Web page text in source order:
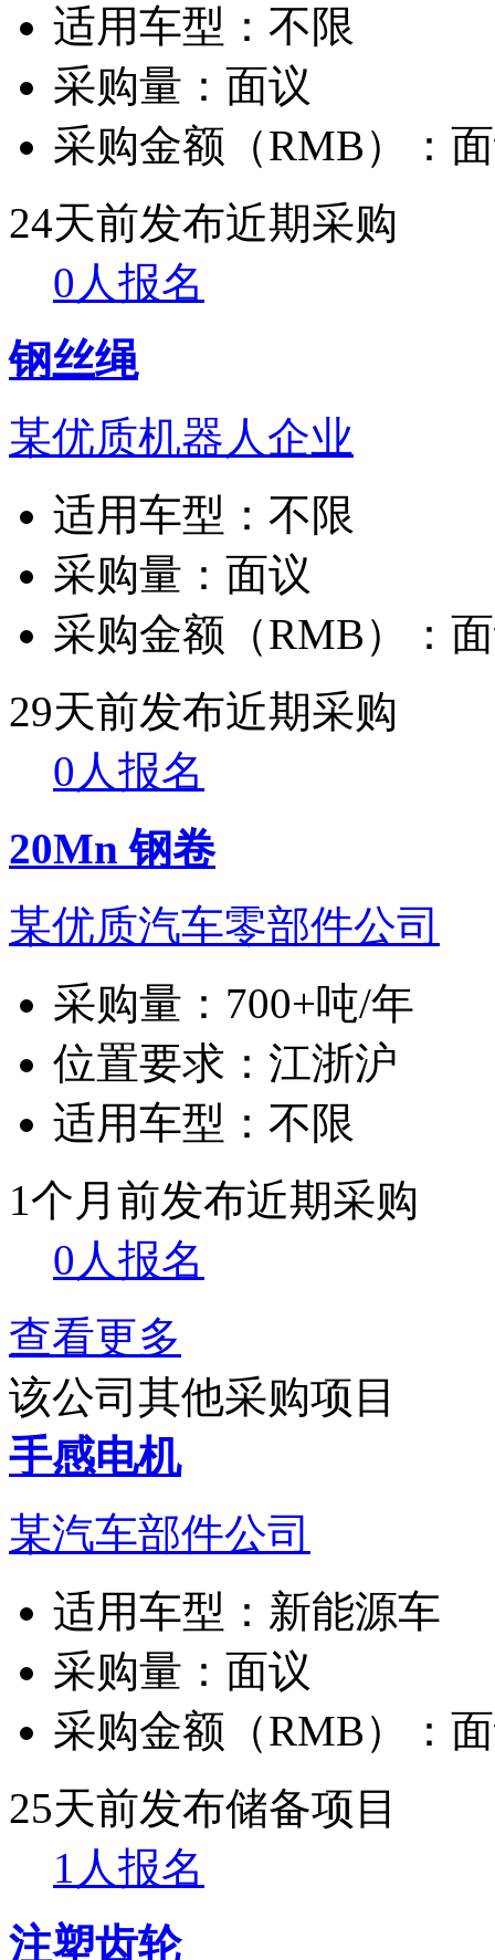
适用车型： 不限
采购量： 面议
采购金额（RMB）：
24天前发布近期采购
0人报名
钢丝绳
某优质机器人企业
适用车型： 不限
采购量： 面议
采购金额（RMB）：
29天前发布近期采购
0人报名
20Mn 钢卷
某优质汽车零部件公司
采购量： 700+吨/年
位置要求： 江浙沪
适用车型： 不限
1个月前发布近期采购
0人报名
查看更多
该公司其他采购项目
手感电机
某汽车部件公司
适用车型： 新能源车
采购量： 面议
采购金额（RMB）：
25天前发布储备项目
1人报名
注塑齿轮